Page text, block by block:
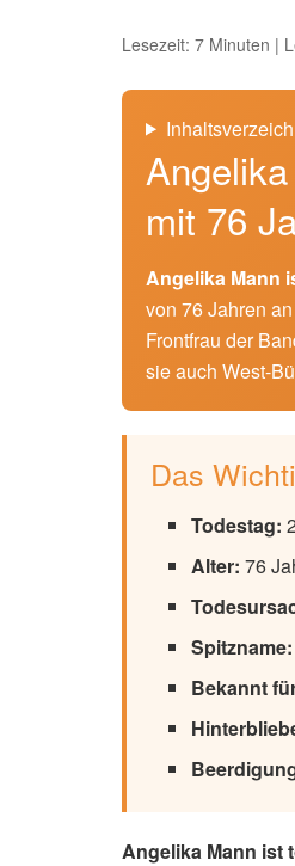
Lesezeit: 7 Minuten |
mit 76
Angelika Mann
von 76 Jahren
Frontfrau der
sie auch West-
Das
Todestag:
Alter: 76
Spitzname:
Bekannt
Angelika Mann ist